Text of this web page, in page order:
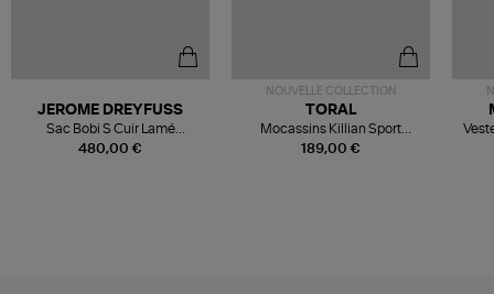
480,00 €
JEROME DREYFUSS
Sac Bobi S Cuir Lamé
Champagne
NOUVELLE COLLECTION
189,00 €
TORAL
Mocassins Killian Sport
Mousse